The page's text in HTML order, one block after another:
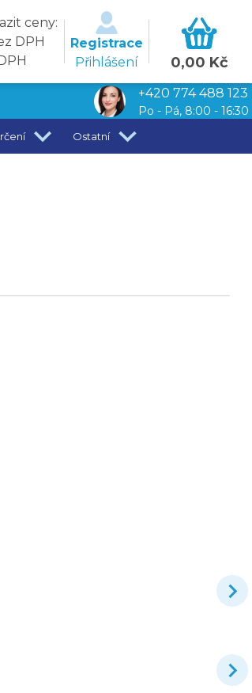
ceny:
DPH
Registrace
Přihlášení
0,00 Kč
+420 774 488 123
Po - Pá, 8:00 - 16:30
Ostatní